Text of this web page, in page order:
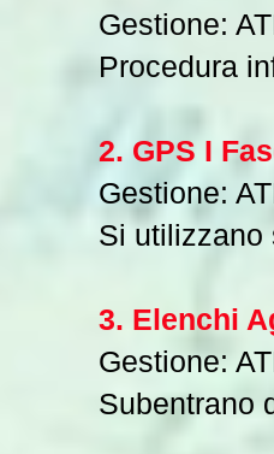
Gestione:
Procedura
2. GPS I
Gestione:
Si utilizzano
3. Elenchi
Gestione:
Subentrano